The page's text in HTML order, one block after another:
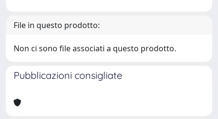
File in questo prodotto:
Non ci sono file associati a questo prodotto.
Pubblicazioni consigliate